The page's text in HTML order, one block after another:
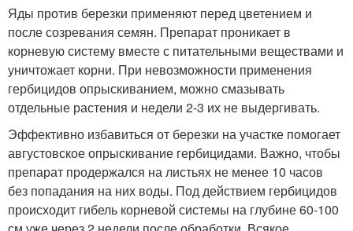
Яды против березки применяют перед цветением и
после созревания семян. Препарат проникает в
корневую систему вместе с питательными веществами и
уничтожает корни. При невозможности применения
гербицидов опрыскиванием, можно смазывать
отдельные растения и недели 2-3 их не выдергивать.
Эффективно избавиться от березки на участке помогает
августовское опрыскивание гербицидами. Важно, чтобы
препарат продержался на листьях не менее 10 часов
без попадания на них воды. Под действием гербицидов
происходит гибель корневой системы на глубине 60-100